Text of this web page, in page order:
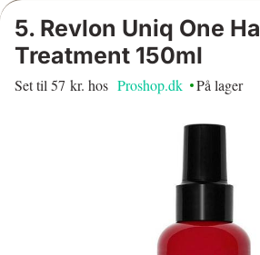
5. Revlon Uniq One
Treatment 150ml
Set til 57 kr. hos Proshop.dk På lager